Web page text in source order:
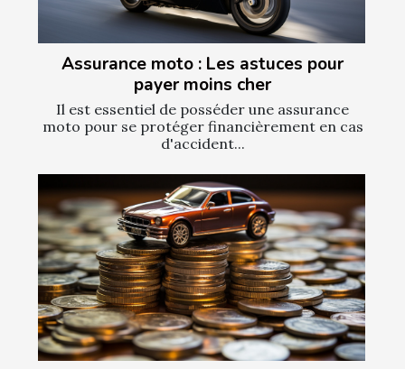
Assurance moto : Les astuces pour
payer moins cher
Il est essentiel de posséder une assurance
moto pour se protéger financièrement en cas
d'accident...